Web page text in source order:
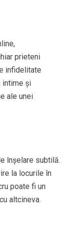
prieteni
infidelitate
intime și
ale unei
înșelare subtilă.
la locurile în
poate fi un
altcineva.